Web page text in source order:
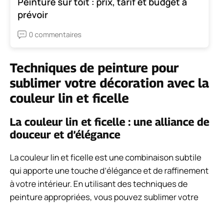
prévoir
0 commentaires
Techniques de peinture pour
sublimer votre décoration avec la
couleur lin et ficelle
La couleur lin et ficelle : une alliance de
douceur et d’élégance
La couleur lin et ficelle est une combinaison subtile
qui apporte une touche d’élégance et de raffinement
à votre intérieur. En utilisant des techniques de
peinture appropriées, vous pouvez sublimer votre